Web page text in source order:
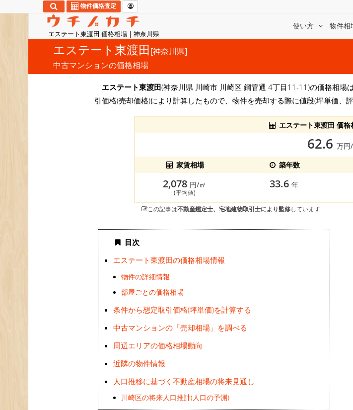
エステート東渡田 価格相場 | 神奈川県
使い方 物件相
物件価格査定
エステート東渡田[神奈川県]
中古マンションの価格相場
エステート東渡田(神奈川県 川崎市 川崎区 鋼管通 4丁目11-11)の価格相場
引価格(売却価格)により計算したもので、物件を売却する際に値段(坪単価、
エステート東渡田 価
62.6 万円
家賃相場
築年数
2,078 円/㎡
(平均値)
33.6 年
この記事は不動産鑑定士、宅地建物取引士により監修しています
目次
エステート東渡田の価格相場情報
物件の詳細情報
部屋ごとの価格相場
条件から想定取引価格(坪単価)を計算する
中古マンションの「売却相場」を調べる
周辺エリアの価格相場動向
近隣の物件情報
人口推移に基づく不動産相場の将来見通し
川崎区の将来人口推計(人口の予測)